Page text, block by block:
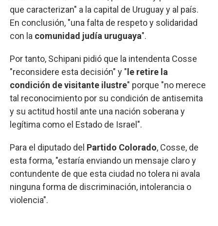
que caracterizan" a la capital de Uruguay y al país.
En conclusión, "una falta de respeto y solidaridad
con la comunidad judía uruguaya".
Por tanto, Schipani pidió que la intendenta Cosse
"reconsidere esta decisión" y " le retire la
condición de visitante ilustre" porque "no merece
tal reconocimiento por su condición de antisemita
y su actitud hostil ante una nación soberana y
legítima como el Estado de Israel".
Para el diputado del Partido Colorado, Cosse, de
esta forma, "estaría enviando un mensaje claro y
contundente de que esta ciudad no tolera ni avala
ninguna forma de discriminación, intolerancia o
violencia".